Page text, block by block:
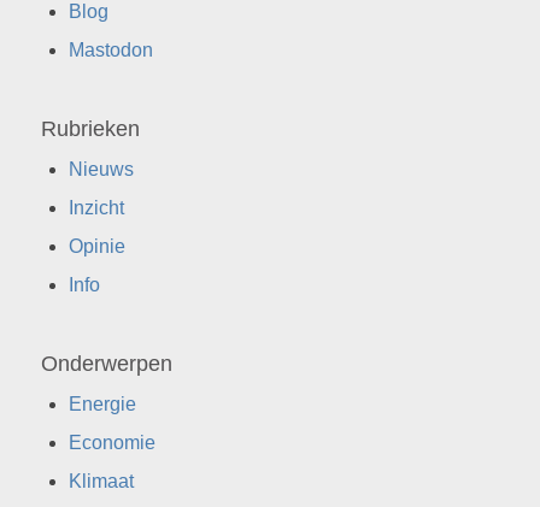
Blog
Mastodon
Rubrieken
Nieuws
Inzicht
Opinie
Info
Onderwerpen
Energie
Economie
Klimaat